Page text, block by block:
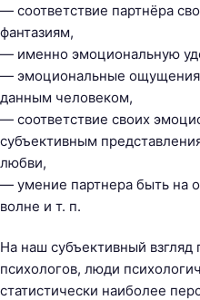
— соответствие партнёра
фантазиям,
— именно эмоциональную
— эмоциональные ощущения
данным человеком,
— соответствие своих
субъективным
любви,
— умение партнера быть на
волне и т. п.
На наш субъективный
психологов, люди
статистически наиболее